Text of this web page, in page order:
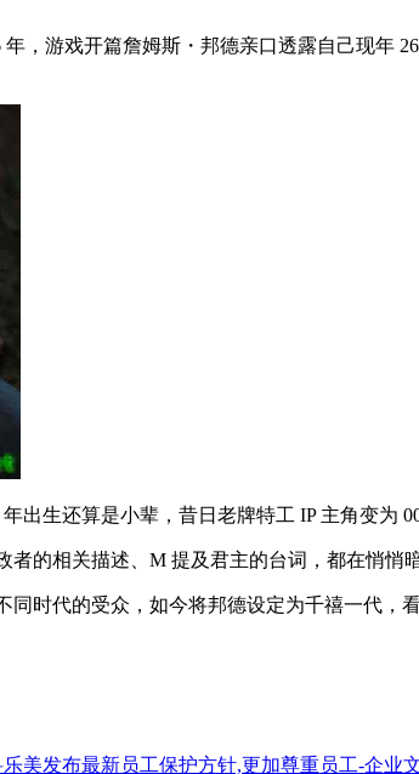
，游戏开篇詹姆斯・邦德亲口透露自己现年
生还算是小辈，昔日老牌特工 IP 主角变为
的相关描述、M 提及君主的台词，都在悄悄
时代的受众，如今将邦德设定为千禧一代，
乐美发布最新员工保护方针,更加尊重员工-企业